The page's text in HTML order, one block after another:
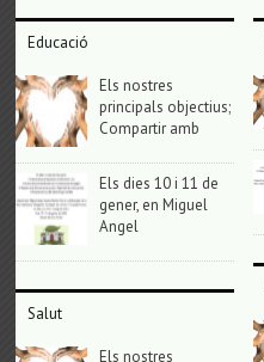
Educació
Els nostres
principals objectius;
Compartir amb
Els dies 10 i 11 de
gener, en Miguel
Angel
Salut
Els nostres